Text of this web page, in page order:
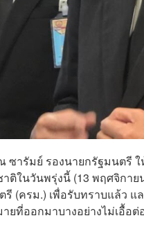
ซารัมย์ รองนายกรัฐมนตรี
ติในวันพรุ่งนี้ (13 พฤศจิก
(ครม.) เพื่อรับทราบแล้ว แ
ยที่ออกมาบางอย่างไม่เอื้